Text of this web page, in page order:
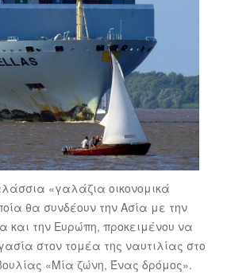
«γαλάζια οικονομικά
θα συνδέουν την Ασία με την
και την Ευρώπη, προκειμένου να
στον τομέα της ναυτιλίας στο
«Μία ζώνη, Ένας δρόμος».